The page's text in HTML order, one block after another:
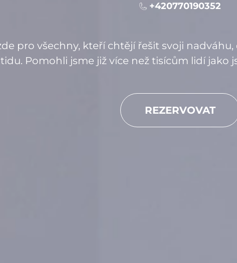
+420770190352
pro všechny, kteří chtějí řešit svoji
Pomohli jsme již více než tisícům lidí jako
REZERVOVAT